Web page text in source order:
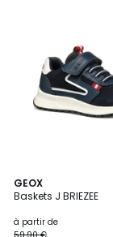
GEOX
Baskets J BRIEZEE
à partir de